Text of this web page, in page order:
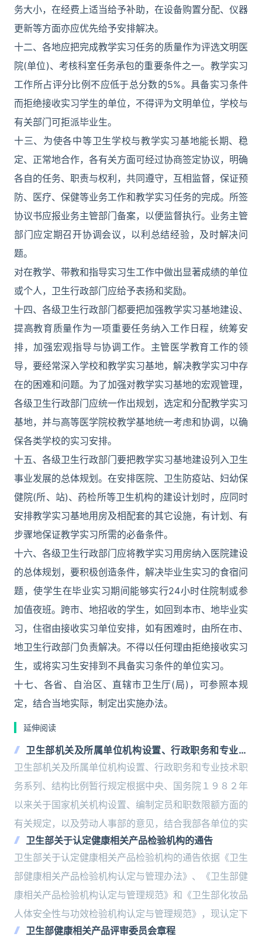
务大小，在经费上适当给予补助，在设备购置分配、仪器
更新等方面亦应优先给予安排解决。
十二、各地应把完成教学实习任务的质量作为评选文明医
院(单位)、考核科室任务承包的重要条件之一。教学实习
工作所占评分比例不应低于总分数的5%。具备实习条件
而拒绝接收实习学生的单位，不得评为文明单位，学校与
有关部门可拒派毕业生。
十三、为使各中等卫生学校与教学实习基地能长期、稳
定、正常地合作，各有关方面可经过协商签定协议，明确
各自的任务、职责与权利，共同遵守，互相监督，保证预
防、医疗、保健等业务工作和教学实习任务的完成。所签
协议书应报业务主管部门备案，以便监督执行。业务主管
部门应定期召开协调会议，以利总结经验，及时解决问
题。
对在教学、带教和指导实习生工作中做出显著成绩的单位
或个人，卫生行政部门应给予表扬和奖励。
十四、各级卫生行政部门都要把加强教学实习基地建设、
提高教育质量作为一项重要任务纳入工作日程，统筹安
排，加强宏观指导与协调工作。主管医学教育工作的领
导，要经常深入学校和教学实习基地，解决教学实习中存
在的困难和问题。为了加强对教学实习基地的宏观管理，
各级卫生行政部门应统一作出规划，选定和分配教学实习
基地，并与高等医学院校教学基地统一考虑和协调，以确
保各类学校的实习安排。
十五、各级卫生行政部门要把教学实习基地建设列入卫生
事业发展的总体规划。在安排医院、卫生防疫站、妇幼保
健院(所、站)、药检所等卫生机构的建设计划时，应同时
安排教学实习基地用房及相配套的其它设施，有计划、有
步骤地保证教学实习所需的必备条件。
十六、各级卫生行政部门应将教学实习用房纳入医院建设
的总体规划，要积极创造条件，解决毕业生实习的食宿问
题，使学生在毕业实习期间能够实行24小时住院制或参
加值夜班。跨市、地招收的学生，如回到本市、地毕业实
习，住宿由接收实习单位安排，如有困难时，由所在市、
地卫生行政部门负责解决。不得以任何理由拒绝接收实习
生，或将实习生安排到不具备实习条件的单位实习。
十七、各省、自治区、直辖市卫生厅(局)，可参照本规
定，结合当地实际，制定出实施办法。
延伸阅读
卫生部机关及所属单位机构设置、行政职务和专业技
术职务系列、结构比例暂行规定
卫生部机关及所属单位机构设置、行政职务和专业技术职
务系列、结构比例暂行规定根据中央、国务院１９８２年
以来关于国家机关机构设置、编制定员和职数限额方面的
有关规定，以及劳动人事部的意见，结合我部各单位的实
卫生部关于认定健康相关产品检验机构的通告
卫生部关于认定健康相关产品检验机构的通告依据《卫生
部健康相关产品检验机构认定与管理办法》、《卫生部健
康相关产品检验机构认定与管理规范》和《卫生部化妆品
人体安全性与功效检验机构认定与管理规范》，现认定下
卫生部健康相关产品评审委员会章程